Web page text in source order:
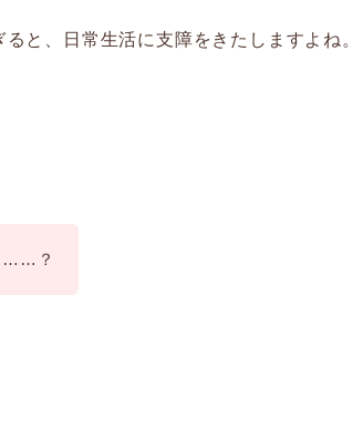
と、日常生活に支障をきたしますよね。
……？